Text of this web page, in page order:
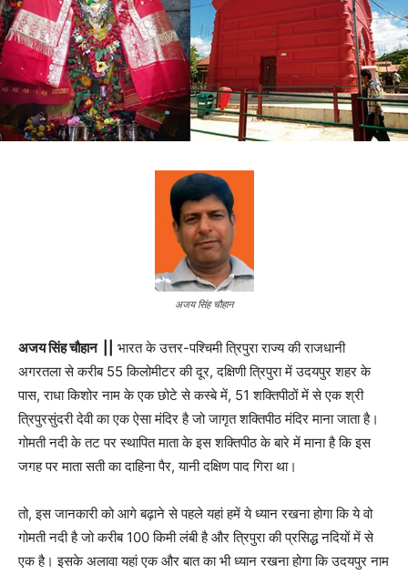
अजय सिंह चौहान
अजय सिंह चौहान ||
भारत के उत्तर-पश्चिमी त्रिपुरा राज्य की राजधानी
अगरतला से करीब 55 किलोमीटर की दूर, दक्षिणी त्रिपुरा में उदयपुर शहर के
पास, राधा किशोर नाम के एक छोटे से कस्बे में, 51 शक्तिपीठों में से एक श्री
त्रिपुरसुंदरी देवी का एक ऐसा मंदिर है जो जागृत शक्तिपीठ मंदिर माना जाता है।
गोमती नदी के तट पर स्थापित माता के इस शक्तिपीठ के बारे में माना है कि इस
जगह पर माता सती का दाहिना पैर, यानी दक्षिण पाद गिरा था।
तो, इस जानकारी को आगे बढ़ाने से पहले यहां हमें ये ध्यान रखना होगा कि ये वो
गोमती नदी है जो करीब 100 किमी लंबी है और त्रिपुरा की प्रसिद्ध नदियों में से
एक है। इसके अलावा यहां एक और बात का भी ध्यान रखना होगा कि उदयपुर नाम